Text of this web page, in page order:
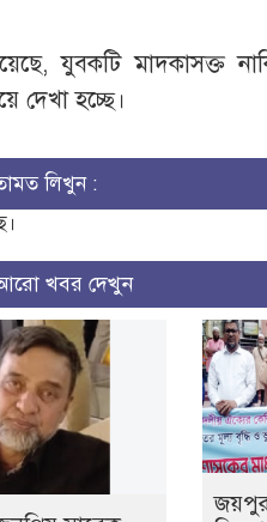
যুবকটি মাদকাসক্ত
দেখা হচ্ছে।
লিখুন :
খবর দেখুন